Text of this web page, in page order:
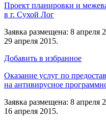
Проект планировки и
в г. Сухой Лог
Заявка размещена: 8 апреля
29 апреля 2015.
Добавить в избранное
Оказание услуг по
на антивирусное
Заявка размещена: 8 апреля
16 апреля 2015.